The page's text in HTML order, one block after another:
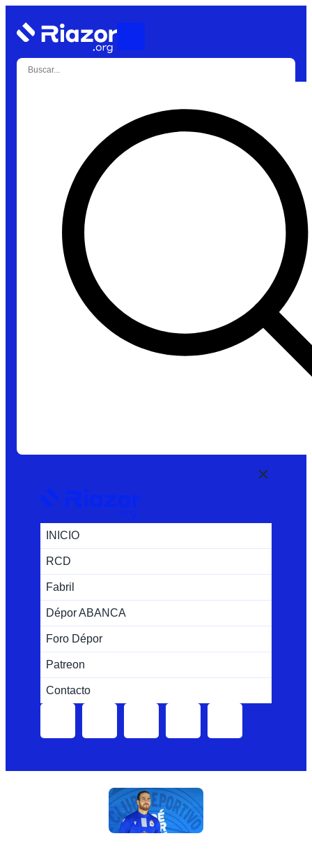
INICIO
RCD
Fabril
Dépor ABANCA
Foro Dépor
Patreon
Contacto